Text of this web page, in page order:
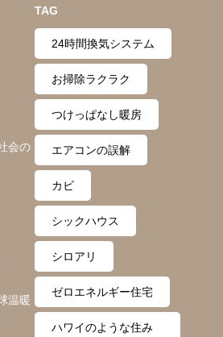
会の
温暖
TAG
24時間換気システム
お掃除ラクラク
つけっぱなし暖房
エアコンの誤解
カビ
シックハウス
シロアリ
ゼロエネルギー住宅
ハワイのような住み